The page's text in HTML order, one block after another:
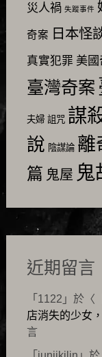
災人禍 失蹤事件
奇案 日本怪
真實犯罪 美
臺灣奇案
夫婦 詛咒 謀
說 陰謀論 離
篇 鬼屋 鬼
近期留言
「 1122 」於〈
店消失的少女
言